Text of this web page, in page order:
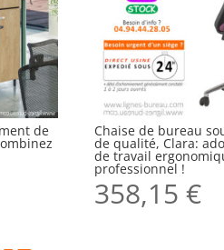
de Chaise de bureau
de qualité, Clara:
de travail
professionnel !
358,15€